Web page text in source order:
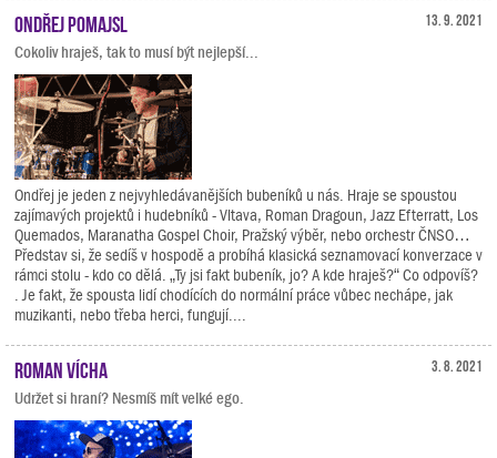
13. 9. 2021
Ondřej Pomajsl
Cokoliv hraješ, tak to musí být nejlepší...
Ondřej je jeden z nejvyhledávanějších bubeníků u nás. Hraje se spoustou
zajímavých projektů i hudebníků - Vltava, Roman Dragoun, Jazz Efterratt, Los
Quemados, Maranatha Gospel Choir, Pražský výběr, nebo orchestr ČNSO…
Představ si, že sedíš v hospodě a probíhá klasická seznamovací konverzace v
rámci stolu - kdo co dělá. „Ty jsi fakt bubeník, jo? A kde hraješ?“ Co odpovíš?
. Je fakt, že spousta lidí chodících do normální práce vůbec nechápe, jak
muzikanti, nebo třeba herci, fungují....
3. 8. 2021
Roman Vícha
Udržet si hraní? Nesmíš mít velké ego.